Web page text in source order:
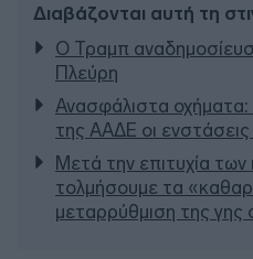
Διαβάζονται αυτή τη
Ο Τραμπ
Πλεύρη
Ανασφάλιστα
της ΑΑΔΕ οι
Μετά την επιτυχία
τολμήσουμε τα
μεταρρύθμιση της γης